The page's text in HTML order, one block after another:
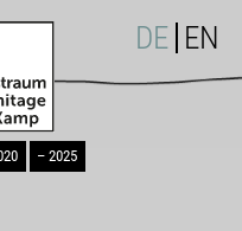
– 2025
DE EN